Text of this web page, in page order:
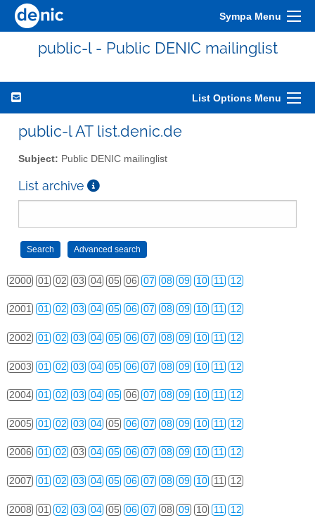
Sympa Menu
public-l - Public DENIC mailinglist
List Options Menu
public-l AT list.denic.de
Subject: Public DENIC mailinglist
List archive
2000 01 02 03 04 05 06 07 08 09 10 11 12
2001 01 02 03 04 05 06 07 08 09 10 11 12
2002 01 02 03 04 05 06 07 08 09 10 11 12
2003 01 02 03 04 05 06 07 08 09 10 11 12
2004 01 02 03 04 05 06 07 08 09 10 11 12
2005 01 02 03 04 05 06 07 08 09 10 11 12
2006 01 02 03 04 05 06 07 08 09 10 11 12
2007 01 02 03 04 05 06 07 08 09 10 11 12
2008 01 02 03 04 05 06 07 08 09 10 11 12